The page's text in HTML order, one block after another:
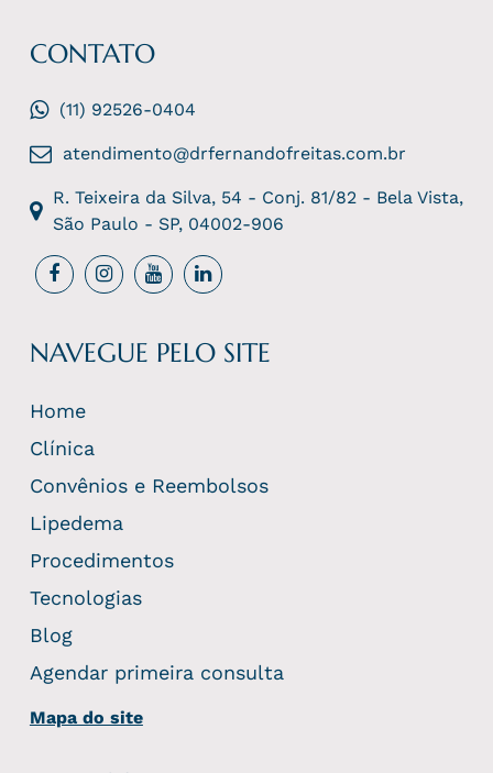
CONTATO
(11) 92526-0404
atendimento@drfernandofreitas.com.br
R. Teixeira da Silva, 54 - Conj. 81/82 - Bela Vista,
São Paulo - SP, 04002-906
NAVEGUE PELO SITE
Home
Clínica
Convênios e Reembolsos
Lipedema
Procedimentos
Tecnologias
Blog
Agendar primeira consulta
Mapa do site